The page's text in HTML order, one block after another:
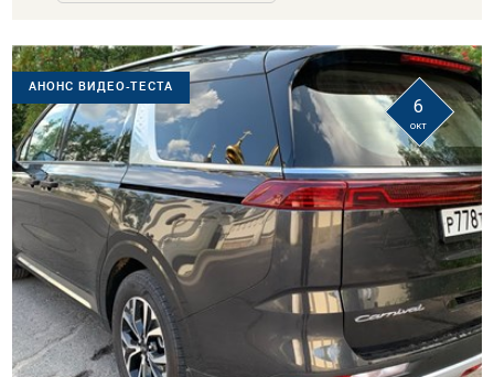
АНОНС ВИДЕО-ТЕСТА
6
окт